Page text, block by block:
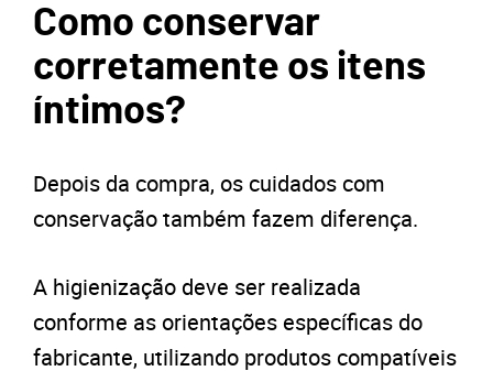
Como conservar
corretamente os itens
íntimos?
Depois da compra, os cuidados com
conservação também fazem diferença.
A higienização deve ser realizada
conforme as orientações específicas do
fabricante, utilizando produtos compatíveis